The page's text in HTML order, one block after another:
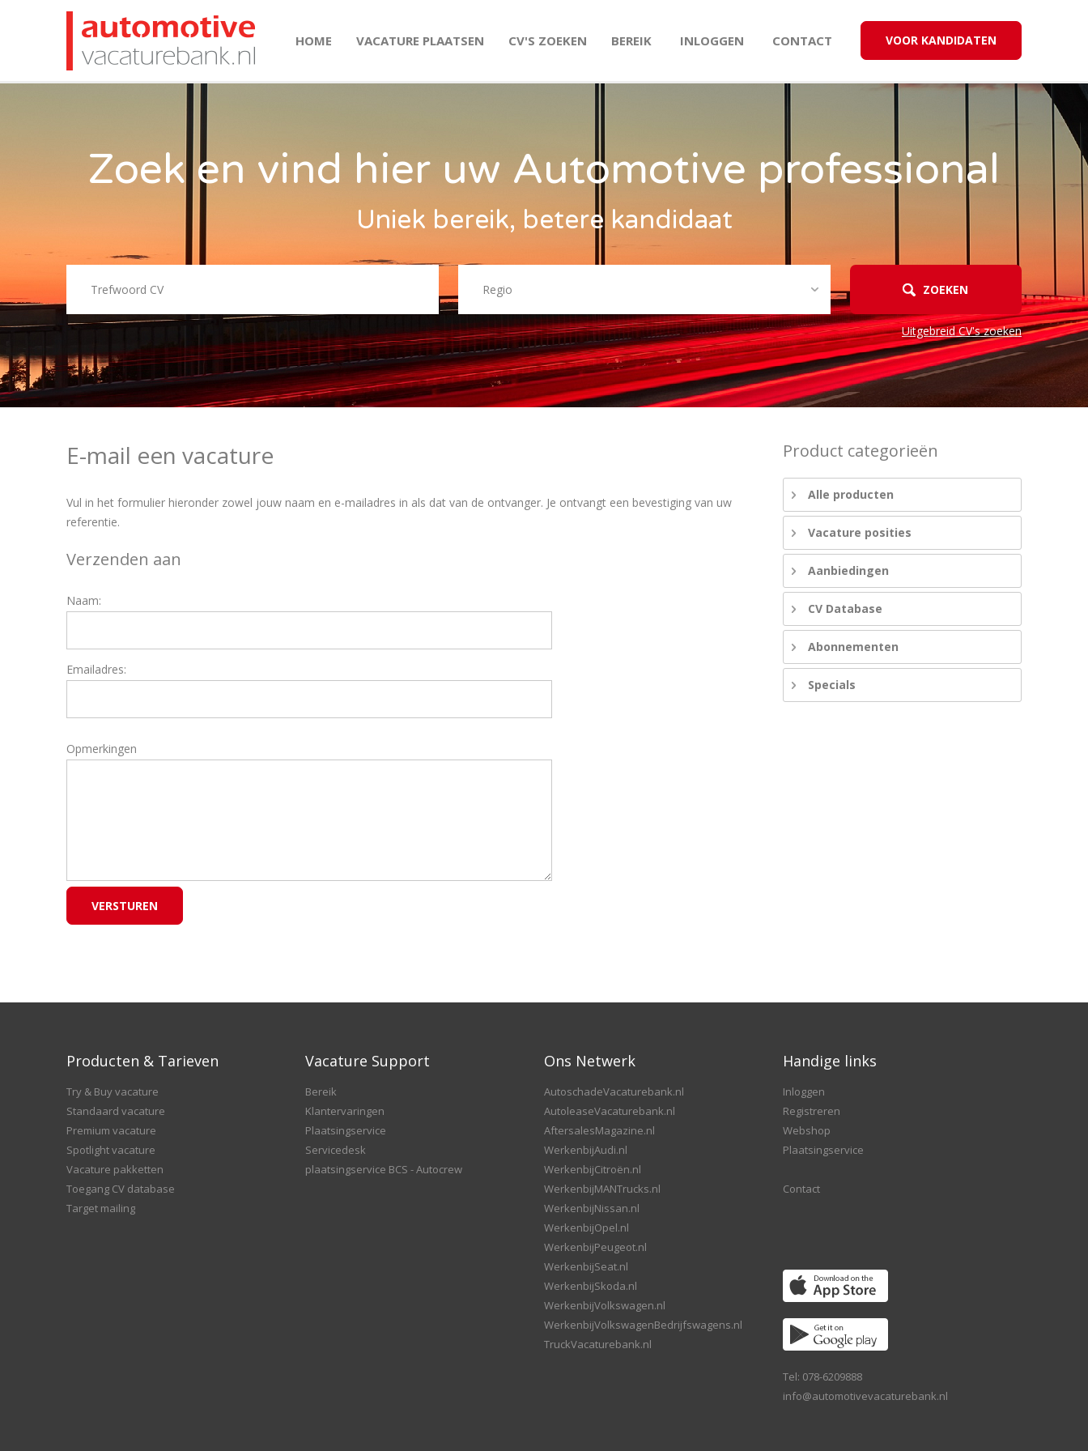
HOME VACATURE PLAATSEN CV'S ZOEKEN BEREIK INLOGGEN CONTACT VOOR KANDIDATEN
Zoek en vind hier uw Automotive professional
Uniek bereik, betere kandidaat
ZOEKEN
Uitgebreid CV's zoeken
E-mail een vacature
Vul in het formulier hieronder zowel jouw naam en e-mailadres in als dat van de ontvanger. Je ontvangt een bevestiging van uw
referentie.
Verzenden aan
Naam:
Emailadres:
Opmerkingen
Product categorieën
Alle producten
Vacature posities
Aanbiedingen
CV Database
Abonnementen
Specials
Producten & Tarieven
Try & Buy vacature
Standaard vacature
Premium vacature
Spotlight vacature
Vacature pakketten
Toegang CV database
Target mailing
Vacature Support
Bereik
Klantervaringen
Plaatsingservice
Servicedesk
plaatsingservice BCS - Autocrew
Ons Netwerk
AutoschadeVacaturebank.nl
AutoleaseVacaturebank.nl
AftersalesMagazine.nl
WerkenbijAudi.nl
WerkenbijCitroën.nl
WerkenbijMANTrucks.nl
WerkenbijNissan.nl
WerkenbijOpel.nl
WerkenbijPeugeot.nl
WerkenbijSeat.nl
WerkenbijSkoda.nl
WerkenbijVolkswagen.nl
WerkenbijVolkswagenBedrijfswagens.nl
TruckVacaturebank.nl
Handige links
Inloggen
Registreren
Webshop
Plaatsingservice
Contact
Tel: 078-6209888
info@automotivevacaturebank.nl